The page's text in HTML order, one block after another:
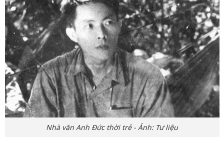
Nhà văn Anh Đức thời trẻ - Ảnh: Tư liệu